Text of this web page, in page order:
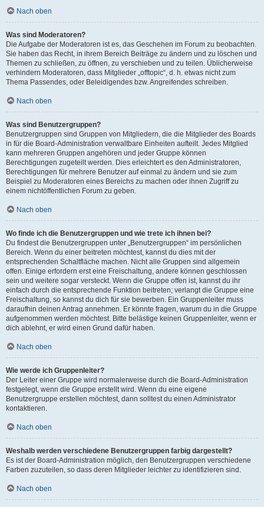
Nach oben
Was sind Moderatoren?
Die Aufgabe der Moderatoren ist es, das Geschehen im Forum zu beobachten.
Sie haben das Recht, in ihrem Bereich Beiträge zu ändern und zu löschen und
Themen zu schließen, zu öffnen, zu verschieben und zu teilen. Üblicherweise
verhindern Moderatoren, dass Mitglieder „offtopic“, d. h. etwas nicht zum
Thema Passendes, oder Beleidigendes bzw. Angreifendes schreiben.
Nach oben
Was sind Benutzergruppen?
Benutzergruppen sind Gruppen von Mitgliedern, die die Mitglieder des Boards
in für die Board-Administration verwaltbare Einheiten aufteilt. Jedes Mitglied
kann mehreren Gruppen angehören und jeder Gruppe können
Berechtigungen zugeteilt werden. Dies erleichtert es den Administratoren,
Berechtigungen für mehrere Benutzer auf einmal zu ändern und sie zum
Beispiel zu Moderatoren eines Bereichs zu machen oder ihnen Zugriff zu
einem nichtöffentlichen Forum zu geben.
Nach oben
Wo finde ich die Benutzergruppen und wie trete ich ihnen bei?
Du findest die Benutzergruppen unter „Benutzergruppen“ im persönlichen
Bereich. Wenn du einer beitreten möchtest, kannst du dies mit der
entsprechenden Schaltfläche machen. Nicht alle Gruppen sind allgemein
offen. Einige erfordern erst eine Freischaltung, andere können geschlossen
sein und weitere sogar versteckt. Wenn die Gruppe offen ist, kannst du ihr
einfach durch die entsprechende Funktion beitreten; verlangt die Gruppe eine
Freischaltung, so kannst du dich für sie bewerben. Ein Gruppenleiter muss
daraufhin deinen Antrag annehmen. Er könnte fragen, warum du in die Gruppe
aufgenommen werden möchtest. Bitte belästige keinen Gruppenleiter, wenn er
dich ablehnt, er wird einen Grund dafür haben.
Nach oben
Wie werde ich Gruppenleiter?
Der Leiter einer Gruppe wird normalerweise durch die Board-Administration
festgelegt, wenn die Gruppe erstellt wird. Wenn du eine eigene
Benutzergruppe erstellen möchtest, dann solltest du einen Administrator
kontaktieren.
Nach oben
Weshalb werden verschiedene Benutzergruppen farbig dargestellt?
Es ist der Board-Administration möglich, den Benutzergruppen verschiedene
Farben zuzuteilen, so dass deren Mitglieder leichter zu identifizieren sind.
Nach oben